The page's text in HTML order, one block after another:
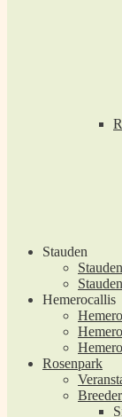
Stauden
Hemerocallis
Rosenpark